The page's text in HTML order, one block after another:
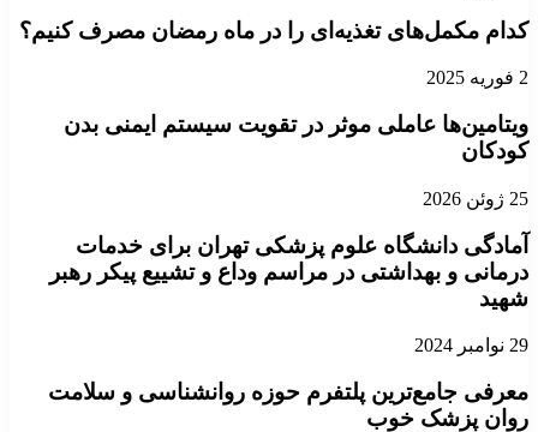
کدام مکمل‌های تغذیه‌ای را در ماه رمضان مصرف کنیم؟
2 فوریه 2025
ویتامین‌ها عاملی موثر در تقویت سیستم ایمنی بدن
کودکان
25 ژوئن 2026
آمادگی دانشگاه علوم پزشکی تهران برای خدمات
درمانی و بهداشتی در مراسم وداع و تشییع پیکر رهبر
شهید
29 نوامبر 2024
معرفی جامع‌ترین پلتفرم حوزه روانشناسی و سلامت
روان پزشک خوب